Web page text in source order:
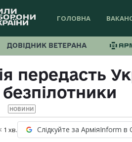
ГОЛОВНА
ДОВІДНИК ВЕТЕРАНА
передасть
безпілотники
НОВИНИ
1 хв. Слідкуйте за АрміяInform в